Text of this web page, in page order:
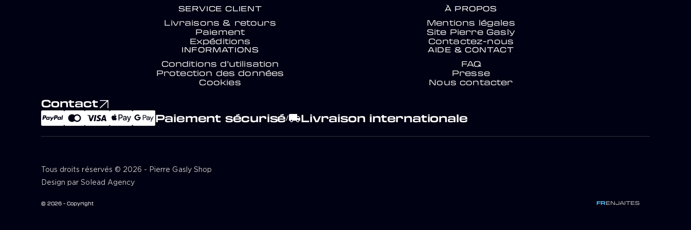
SERVICE CLIENT
Livraisons & retours
Paiement
Expéditions
À PROPOS
Mentions légales
Site Pierre Gasly
Contactez-nous
INFORMATIONS
Conditions d'utilisation
Protection des données
Cookies
AIDE & CONTACT
FAQ
Presse
Nous contacter
Contact
Paiement sécurisé/local_shippingLivraison internationale
Tous droits réservés © 2026 - Pierre Gasly Shop
Design par Solead Agency
FRENJAITES
© 2026 - Copyright